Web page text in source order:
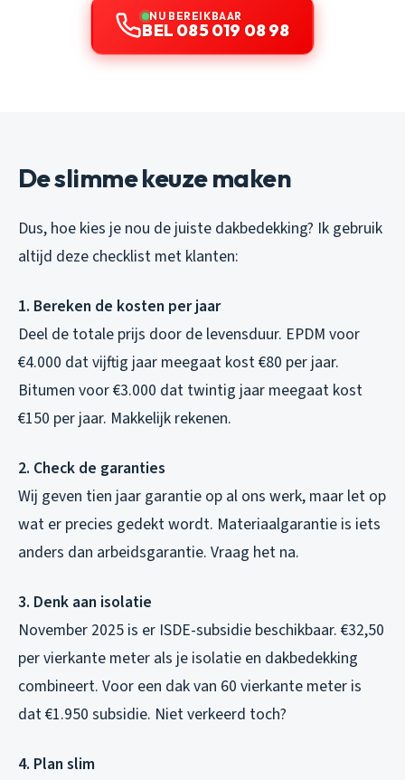
NU BEREIKBAAR
BEL 085 019 08 98
De slimme keuze maken
Dus, hoe kies je nou de juiste dakbedekking? Ik gebruik
altijd deze checklist met klanten:
1. Bereken de kosten per jaar
Deel de totale prijs door de levensduur. EPDM voor
€4.000 dat vijftig jaar meegaat kost €80 per jaar.
Bitumen voor €3.000 dat twintig jaar meegaat kost
€150 per jaar. Makkelijk rekenen.
2. Check de garanties
Wij geven tien jaar garantie op al ons werk, maar let op
wat er precies gedekt wordt. Materiaalgarantie is iets
anders dan arbeidsgarantie. Vraag het na.
3. Denk aan isolatie
November 2025 is er ISDE-subsidie beschikbaar. €32,50
per vierkante meter als je isolatie en dakbedekking
combineert. Voor een dak van 60 vierkante meter is
dat €1.950 subsidie. Niet verkeerd toch?
4. Plan slim